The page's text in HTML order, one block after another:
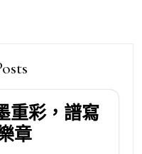
重彩，譜寫
章